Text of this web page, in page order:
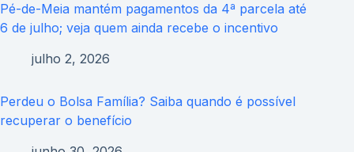
Pé-de-Meia mantém pagamentos da 4ª parcela até
6 de julho; veja quem ainda recebe o incentivo
julho 2, 2026
Perdeu o Bolsa Família? Saiba quando é possível
recuperar o benefício